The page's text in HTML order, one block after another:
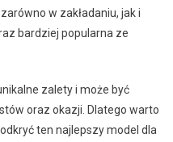
w zakładaniu, jak i
bardziej popularna ze
zalety i może być
oraz okazji. Dlatego warto
ten najlepszy model dla